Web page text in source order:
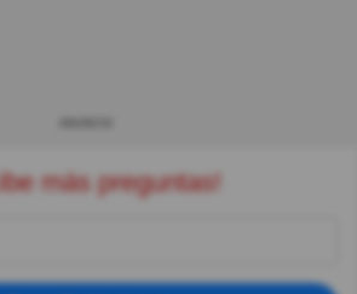
más preguntas!